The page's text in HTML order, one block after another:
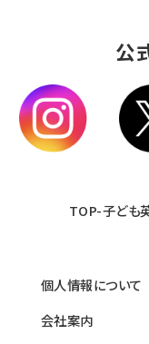
公
TOP-子ども
個人情報について
会社案内